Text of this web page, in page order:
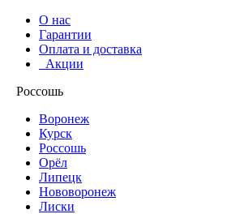
О нас
Гарантии
Оплата и доставка
Акции
Россошь
Воронеж
Курск
Россошь
Орёл
Липецк
Нововоронеж
Лиски